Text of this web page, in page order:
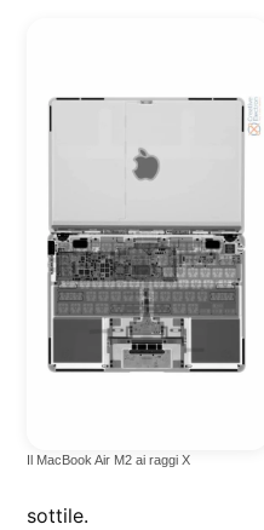
Il MacBook Air M2 ai raggi X
sottile.